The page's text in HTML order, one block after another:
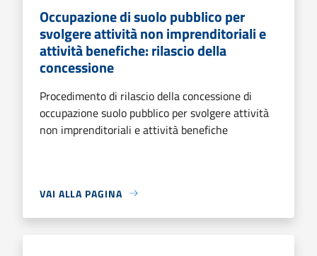
Occupazione di suolo pubblico per
svolgere attività non imprenditoriali e
attività benefiche: rilascio della
concessione
Procedimento di rilascio della concessione di
occupazione suolo pubblico per svolgere attività
non imprenditoriali e attività benefiche
VAI ALLA PAGINA